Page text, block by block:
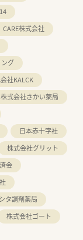
株式会社
ング
社KALCK
株式会社さかい薬局
日本赤十字社
株式会社グリット
会
タ調剤薬局
株式会社ゴート